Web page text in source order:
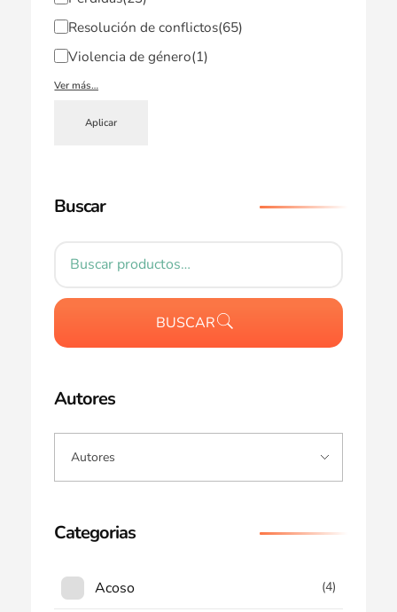
Resolución de conflictos(65)
Violencia de género(1)
Ver más…
Aplicar
Buscar
BUSCAR
Autores
Categorias
Acoso (4)